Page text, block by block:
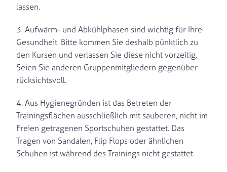
lassen.
3. Aufwärm- und Abkühlphasen sind wichtig für Ihre
Gesundheit. Bitte kommen Sie deshalb pünktlich zu
den Kursen und verlassen Sie diese nicht vorzeitig.
Seien Sie anderen Gruppenmitgliedern gegenüber
rücksichtsvoll.
4. Aus Hygienegründen ist das Betreten der
Trainingsflächen ausschließlich mit sauberen, nicht im
Freien getragenen Sportschuhen gestattet. Das
Tragen von Sandalen, Flip Flops oder ähnlichen
Schuhen ist während des Trainings nicht gestattet.